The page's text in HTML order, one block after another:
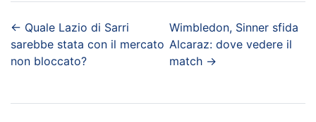
← Quale Lazio di Sarri
sarebbe stata con il mercato
non bloccato?
Wimbledon, Sinner sfida
Alcaraz: dove vedere il
match→